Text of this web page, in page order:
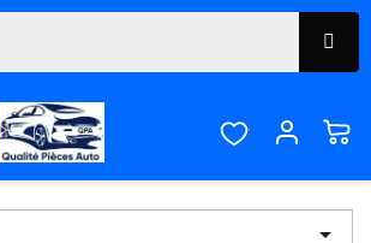
,
,
